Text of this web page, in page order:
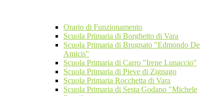
Orario di Funzionamento
Scuola Primaria di Borghetto di Vara
Scuola Primaria di Brugnato "Edmondo De
Amicis"
Scuola Primaria di Carro "Irene Lunaccio"
Scuola Primaria di Pieve di Zignago
Scuola Primaria Rocchetta di Vara
Scuola Primaria di Sesta Godano "Michele